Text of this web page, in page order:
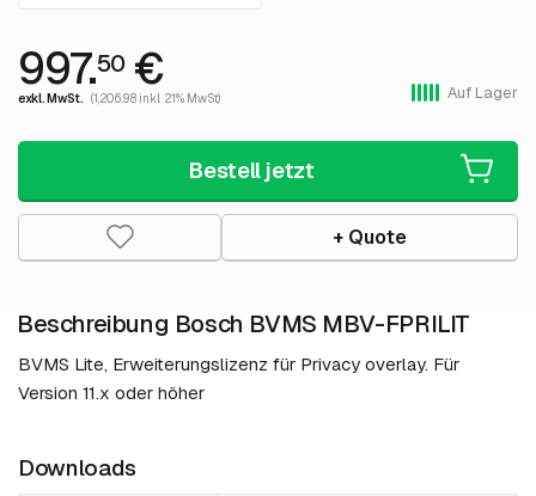
997.50€
exkl. MwSt. (1,206.98 inkl. 21% MwSt) Auf Lager
Bestell jetzt
+ Quote
Beschreibung Bosch BVMS MBV-FPRILIT
BVMS Lite, Erweiterungslizenz für Privacy overlay. Für
Version 11.x oder höher
Downloads